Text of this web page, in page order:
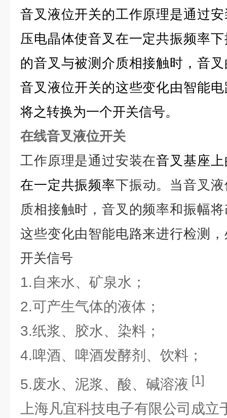
音叉液位开关的工作原理是通过
压电晶体使音叉在一定共振频率
的音叉与被测介质相接触时，音
音叉液位开关的这些变化由智能
将之转换为一个开关信号。
在线音叉液位开关
工作原理是通过安装在音叉 基座
在一定共振频率下振动。当音叉
质相接触时，音叉的频率和振幅
这些变化由智能电路来进行检测
开关信号
1.自来水、矿泉水；
2.可产生气体的液体；
3.纸浆、胶水、染料；
4.啤酒、啤酒发酵剂、饮料；
5.废水、泥浆、酸、碱溶液 [1]
上海凡宜科技电子有限公司成立